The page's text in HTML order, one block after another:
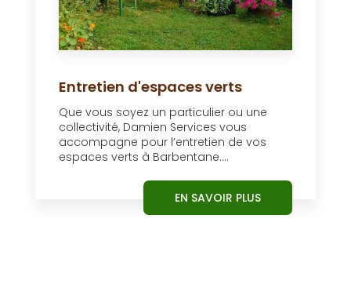
Entretien d'espaces verts
Que vous soyez un particulier ou une
collectivité, Damien Services vous
accompagne pour l’entretien de vos
espaces verts à Barbentane....
EN SAVOIR PLUS